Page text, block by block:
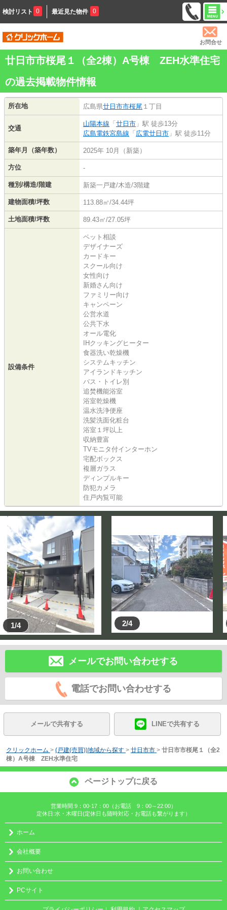
検討リスト 0 最近見た物件 0
お問合せ
廿日市市桜尾１（全2棟）A号棟 ZEH水準住宅
の過去掲載物件情報
所在地 広島県廿日市市桜尾 １丁目
交通
山陽本線 「 廿日市 」駅 徒歩13分
広島電鉄宮島線 「 広電廿日市 」駅 徒歩11分
築年月（築年数） 2025年 10月（新築）
方位 -
種別/構造/階建 新築一戸建/木造/3階建
建物面積/坪数 113.88㎡/34.44坪
土地面積/坪数 89.43㎡/27.05坪
設備条件
ペット相談
デザイナーズ
カードキー
スクール向け
女性向け
新婚さん向け
ファミリー向け
キャンペーン
公営水道
公共下水
オール電化
IHクッキングヒーター
食器洗い乾燥機
システムキッチン
アイランドキッチン
バス・トイレ別
追焚機能浴室
浴室乾燥機
温水洗浄便座
洗髪洗面化粧台
浴室１坪以上
収納豊富
TVモニタ付インターホン
宅配ボックス
複層ガラス
ディンプルキー
防犯カメラ
住戸内覧可能
1/4 2/4
メールでお問い合わせする
電話でお問い合わせする
メールで共有する LINEで共有する
クリックホーム > (戸建(売買))地域から探す > 廿日市市 > 廿日市市桜尾１（全2
棟）A号棟 ZEH水準住宅
ページトップに戻る
営業時間:9：00-17：00（お電話 9：00～22:00）
定休日:水・木曜日(定休日も随時対応・お電話も繋がります）
ホーム
会社概要
お問い合わせ
PCサイト